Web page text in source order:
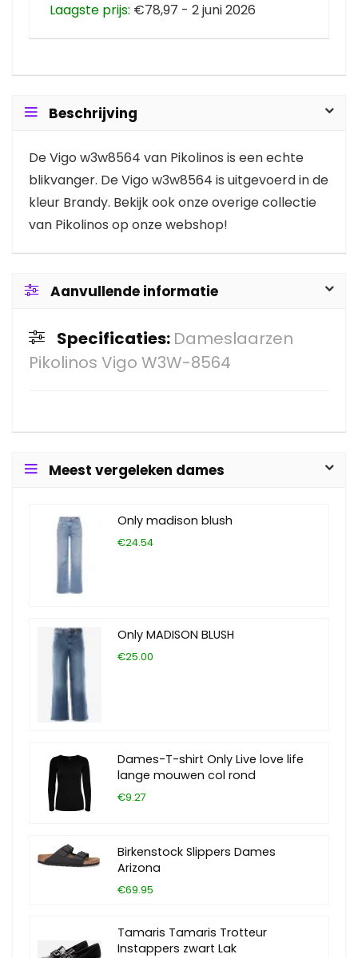
Laagste prijs: €78,97 - 2 juni 2026
Beschrijving
De Vigo w3w8564 van Pikolinos is een echte
blikvanger. De Vigo w3w8564 is uitgevoerd in de
kleur Brandy. Bekijk ook onze overige collectie
van Pikolinos op onze webshop!
Aanvullende informatie
Specificaties: Dameslaarzen
Pikolinos Vigo W3W-8564
Meest vergeleken dames
Only madison blush
€24.54
Only MADISON BLUSH
€25.00
Dames-T-shirt Only Live love life
lange mouwen col rond
€9.27
Birkenstock Slippers Dames
Arizona
€69.95
Tamaris Tamaris Trotteur
Instappers zwart Lak